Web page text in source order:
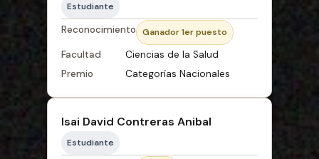
Estudiante
Reconocimiento Ganador 1er puesto
Facultad
Ciencias de la Salud
Premio
Categorías Nacionales
Isai David Contreras Anibal
Estudiante